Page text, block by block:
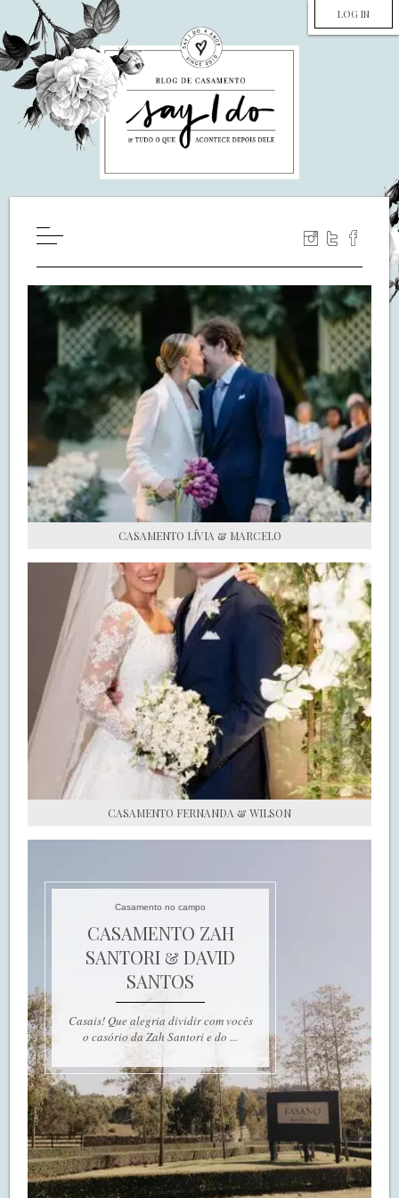
LOG IN
WILL YOU MARRY ME?
LUA DE MEL
COZINHA
DECORAÇÃO
DE NOIVA PRA NOIVA
S.O.S CASADAS
FALE COM O SAY I DO
CASAMENTO LÍVIA & MARCELO
CASAMENTO FERNANDA & WILSON
Casamento no campo
CASAMENTO ZAH
SANTORI & DAVID
SANTOS
Casais! Que alegria dividir com vocês
o casório da Zah Santori e do ...